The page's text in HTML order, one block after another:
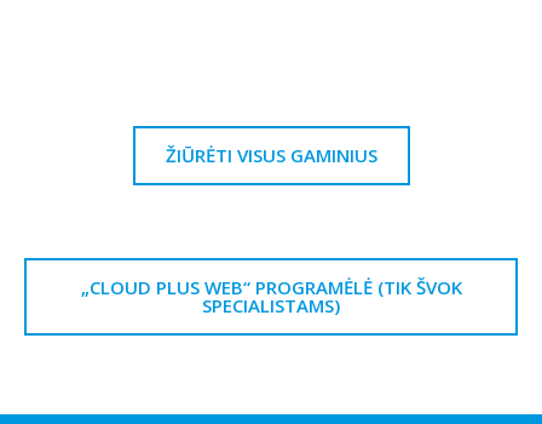
ŽIŪRĖTI VISUS GAMINIUS
„CLOUD PLUS WEB“ PROGRAMĖLĖ (TIK ŠVOK
SPECIALISTAMS)